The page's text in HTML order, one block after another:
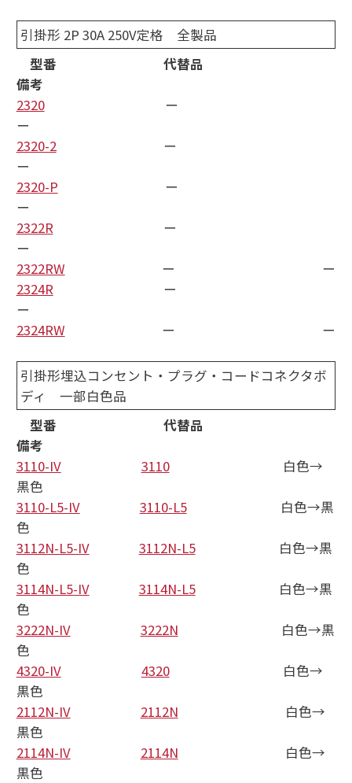
引掛形 2P 30A 250V定格 全製品
型番 代替品
備考
2320ー
ー
2320-2ー
ー
2320-P ー
ー
2322R ー
ー
2322RW ー ー
2324R ー
ー
2324RW ー ー
引掛形埋込コンセント・プラグ・コードコネクタボ
ディ 一部白色品
型番 代替品
備考
3110-IV
3110白色→
黒色
3110-L5-IV
3110-L5白色→黒
色
3112N-L5-IV
3112N-L5白色→黒
色
3114N-L5-IV
3114N-L5白色→黒
色
3222N-IV
3222N 白色→黒
色
4320-IV
4320白色→
黒色
2112N-IV
2112N 白色→
黒色
2114N-IV
2114N 白色→
黒色